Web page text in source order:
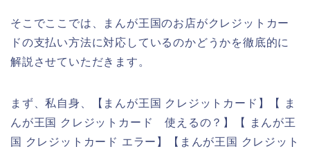
そこでここでは、まんが王国のお店がクレジットカー
ドの支払い方法に対応しているのかどうかを徹底的に
解説させていただきます。
まず、私自身、【まんが王国 クレジットカード】【 ま
んが王国 クレジットカード 使えるの？】【 まんが王
国 クレジットカード エラー】【まんが王国 クレジット